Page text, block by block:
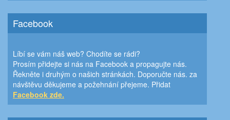
Facebook
Líbí se vám náš web? Chodíte se rádi?
Prosím přidejte si nás na Facebook a propagujte nás.
Řekněte i druhým o našich stránkách. Doporučte nás. za
návštěvu děkujeme a požehnání přejeme. Přidat
Facebook zde.